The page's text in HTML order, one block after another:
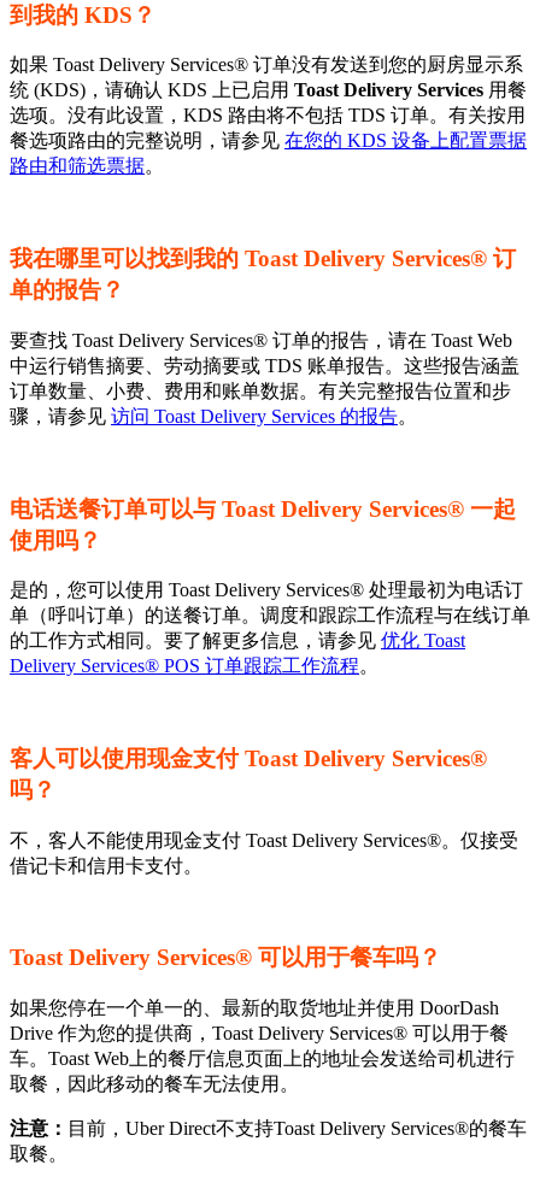
到我的 KDS？
如果 Toast Delivery Services® 订单没有发送到您的厨房显示系
统 (KDS)，请确认 KDS 上已启用 Toast Delivery Services 用餐
选项。没有此设置，KDS 路由将不包括 TDS 订单。有关按用
餐选项路由的完整说明，请参见 在您的 KDS 设备上配置票据
路由和筛选票据。
我在哪里可以找到我的 Toast Delivery Services® 订
单的报告？
要查找 Toast Delivery Services® 订单的报告，请在 Toast Web
中运行销售摘要、劳动摘要或 TDS 账单报告。这些报告涵盖
订单数量、小费、费用和账单数据。有关完整报告位置和步
骤，请参见 访问 Toast Delivery Services 的报告。
电话送餐订单可以与 Toast Delivery Services® 一起
使用吗？
是的，您可以使用 Toast Delivery Services® 处理最初为电话订
单（呼叫订单）的送餐订单。调度和跟踪工作流程与在线订单
的工作方式相同。要了解更多信息，请参见 优化 Toast
Delivery Services® POS 订单跟踪工作流程。
客人可以使用现金支付 Toast Delivery Services®
吗？
不，客人不能使用现金支付 Toast Delivery Services®。仅接受
借记卡和信用卡支付。
Toast Delivery Services® 可以用于餐车吗？
如果您停在一个单一的、最新的取货地址并使用 DoorDash
Drive 作为您的提供商，Toast Delivery Services® 可以用于餐
车。Toast Web上的餐厅信息页面上的地址会发送给司机进行
取餐，因此移动的餐车无法使用。
注意： 目前，Uber Direct不支持Toast Delivery Services®的餐车
取餐。